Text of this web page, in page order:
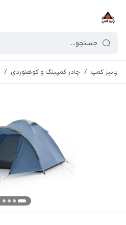
پاییز کمپ / چادر کمپینگ و کوهنوردی /